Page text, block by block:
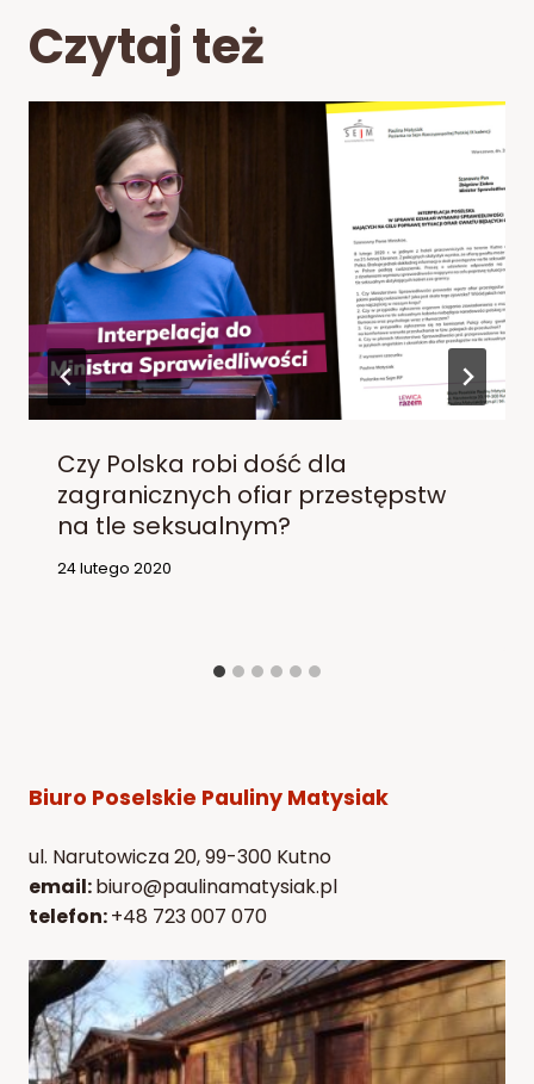
Czytaj też
Czy Polska robi dość dla
zagranicznych ofiar przestępstw
na tle seksualnym?
24 lutego 2020
Biuro Poselskie Pauliny Matysiak
ul. Narutowicza 20, 99-300 Kutno
email:biuro@paulinamatysiak.pl
telefon:+48 723 007 070